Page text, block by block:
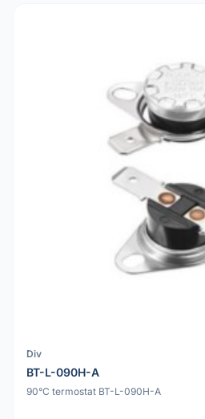
Div
BT-L-090H-A
90°C termostat BT-L-090H-A